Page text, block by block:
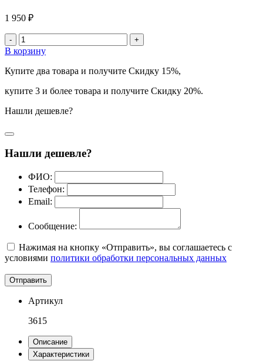
1 950 ₽
- +
В корзину
Купите два товара и получите Скидку 15%,
купите 3 и более товара и получите Скидку 20%.
Нашли дешевле?
Нашли дешевле?
ФИО:
Телефон:
Email:
Сообщение:
Нажимая на кнопку «Отправить», вы соглашаетесь с
условиями политики обработки персональных данных
Отправить
Артикул
3615
Описание
Характеристики